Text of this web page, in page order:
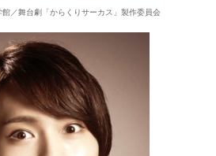
館／舞台劇「からくりサーカス」製作委員会